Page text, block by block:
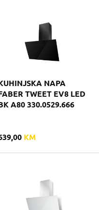
NAPA
TWEET EV8 LED
A80 330.0529.666
KM